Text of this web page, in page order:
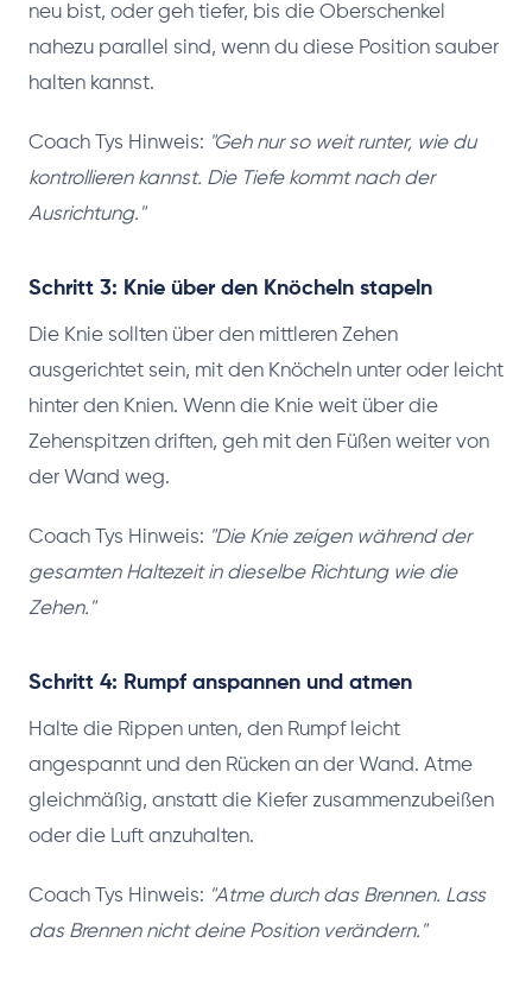
neu bist, oder geh tiefer, bis die Oberschenkel
nahezu parallel sind, wenn du diese Position sauber
halten kannst.
Coach Tys Hinweis: "Geh nur so weit runter, wie du
kontrollieren kannst. Die Tiefe kommt nach der
Ausrichtung."
Schritt 3: Knie über den Knöcheln stapeln
Die Knie sollten über den mittleren Zehen
ausgerichtet sein, mit den Knöcheln unter oder leicht
hinter den Knien. Wenn die Knie weit über die
Zehenspitzen driften, geh mit den Füßen weiter von
der Wand weg.
Coach Tys Hinweis: "Die Knie zeigen während der
gesamten Haltezeit in dieselbe Richtung wie die
Zehen."
Schritt 4: Rumpf anspannen und atmen
Halte die Rippen unten, den Rumpf leicht
angespannt und den Rücken an der Wand. Atme
gleichmäßig, anstatt die Kiefer zusammenzubeißen
oder die Luft anzuhalten.
Coach Tys Hinweis: "Atme durch das Brennen. Lass
das Brennen nicht deine Position verändern."